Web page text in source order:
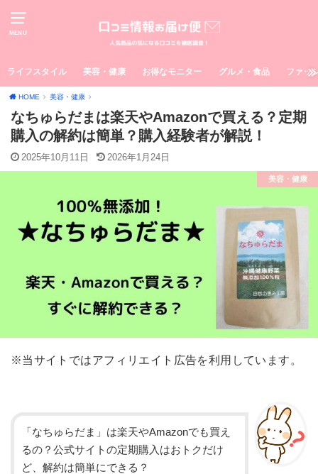
MENU
ライフスタイル 美容・健康 お得なモニター グルメ・食品 ファッ
HOME 美容・健康
なちゅらだまは楽天やAmazonで買える？定期
購入の解約は簡単？購入経験者が解説！
2025年10月11日 2026年1月24日
美容・健康
※当サイトではアフィリエイト広告を利用しています。
「なちゅらだま」は楽天やAmazonでも買え
るの？公式サイトの定期購入はおトクだけ
ど、解約は簡単にできる？